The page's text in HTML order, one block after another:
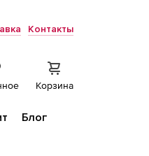
Контакты
Корзина
Блог